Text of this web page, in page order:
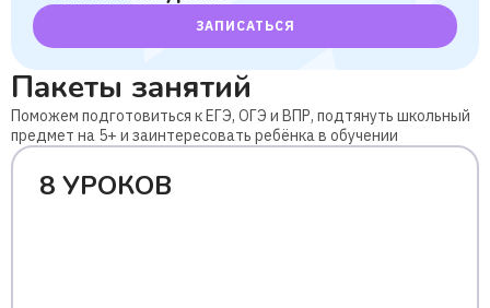
ЗАПИСАТЬСЯ
Пакеты занятий
Поможем подготовиться к ЕГЭ, ОГЭ и ВПР, подтянуть школьный
предмет на 5+ и заинтересовать ребёнка в обучении
8 УРОКОВ